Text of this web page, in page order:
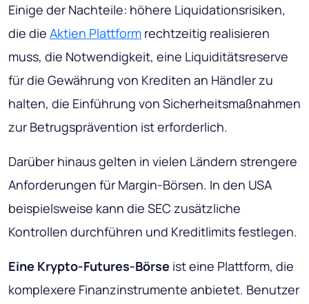
Einige der Nachteile: höhere Liquidationsrisiken,
die die Aktien Plattform rechtzeitig realisieren
muss, die Notwendigkeit, eine Liquiditätsreserve
für die Gewährung von Krediten an Händler zu
halten, die Einführung von Sicherheitsmaßnahmen
zur Betrugsprävention ist erforderlich.
Darüber hinaus gelten in vielen Ländern strengere
Anforderungen für Margin-Börsen. In den USA
beispielsweise kann die SEC zusätzliche
Kontrollen durchführen und Kreditlimits festlegen.
Eine Krypto-Futures-Börse ist eine Plattform, die
komplexere Finanzinstrumente anbietet. Benutzer